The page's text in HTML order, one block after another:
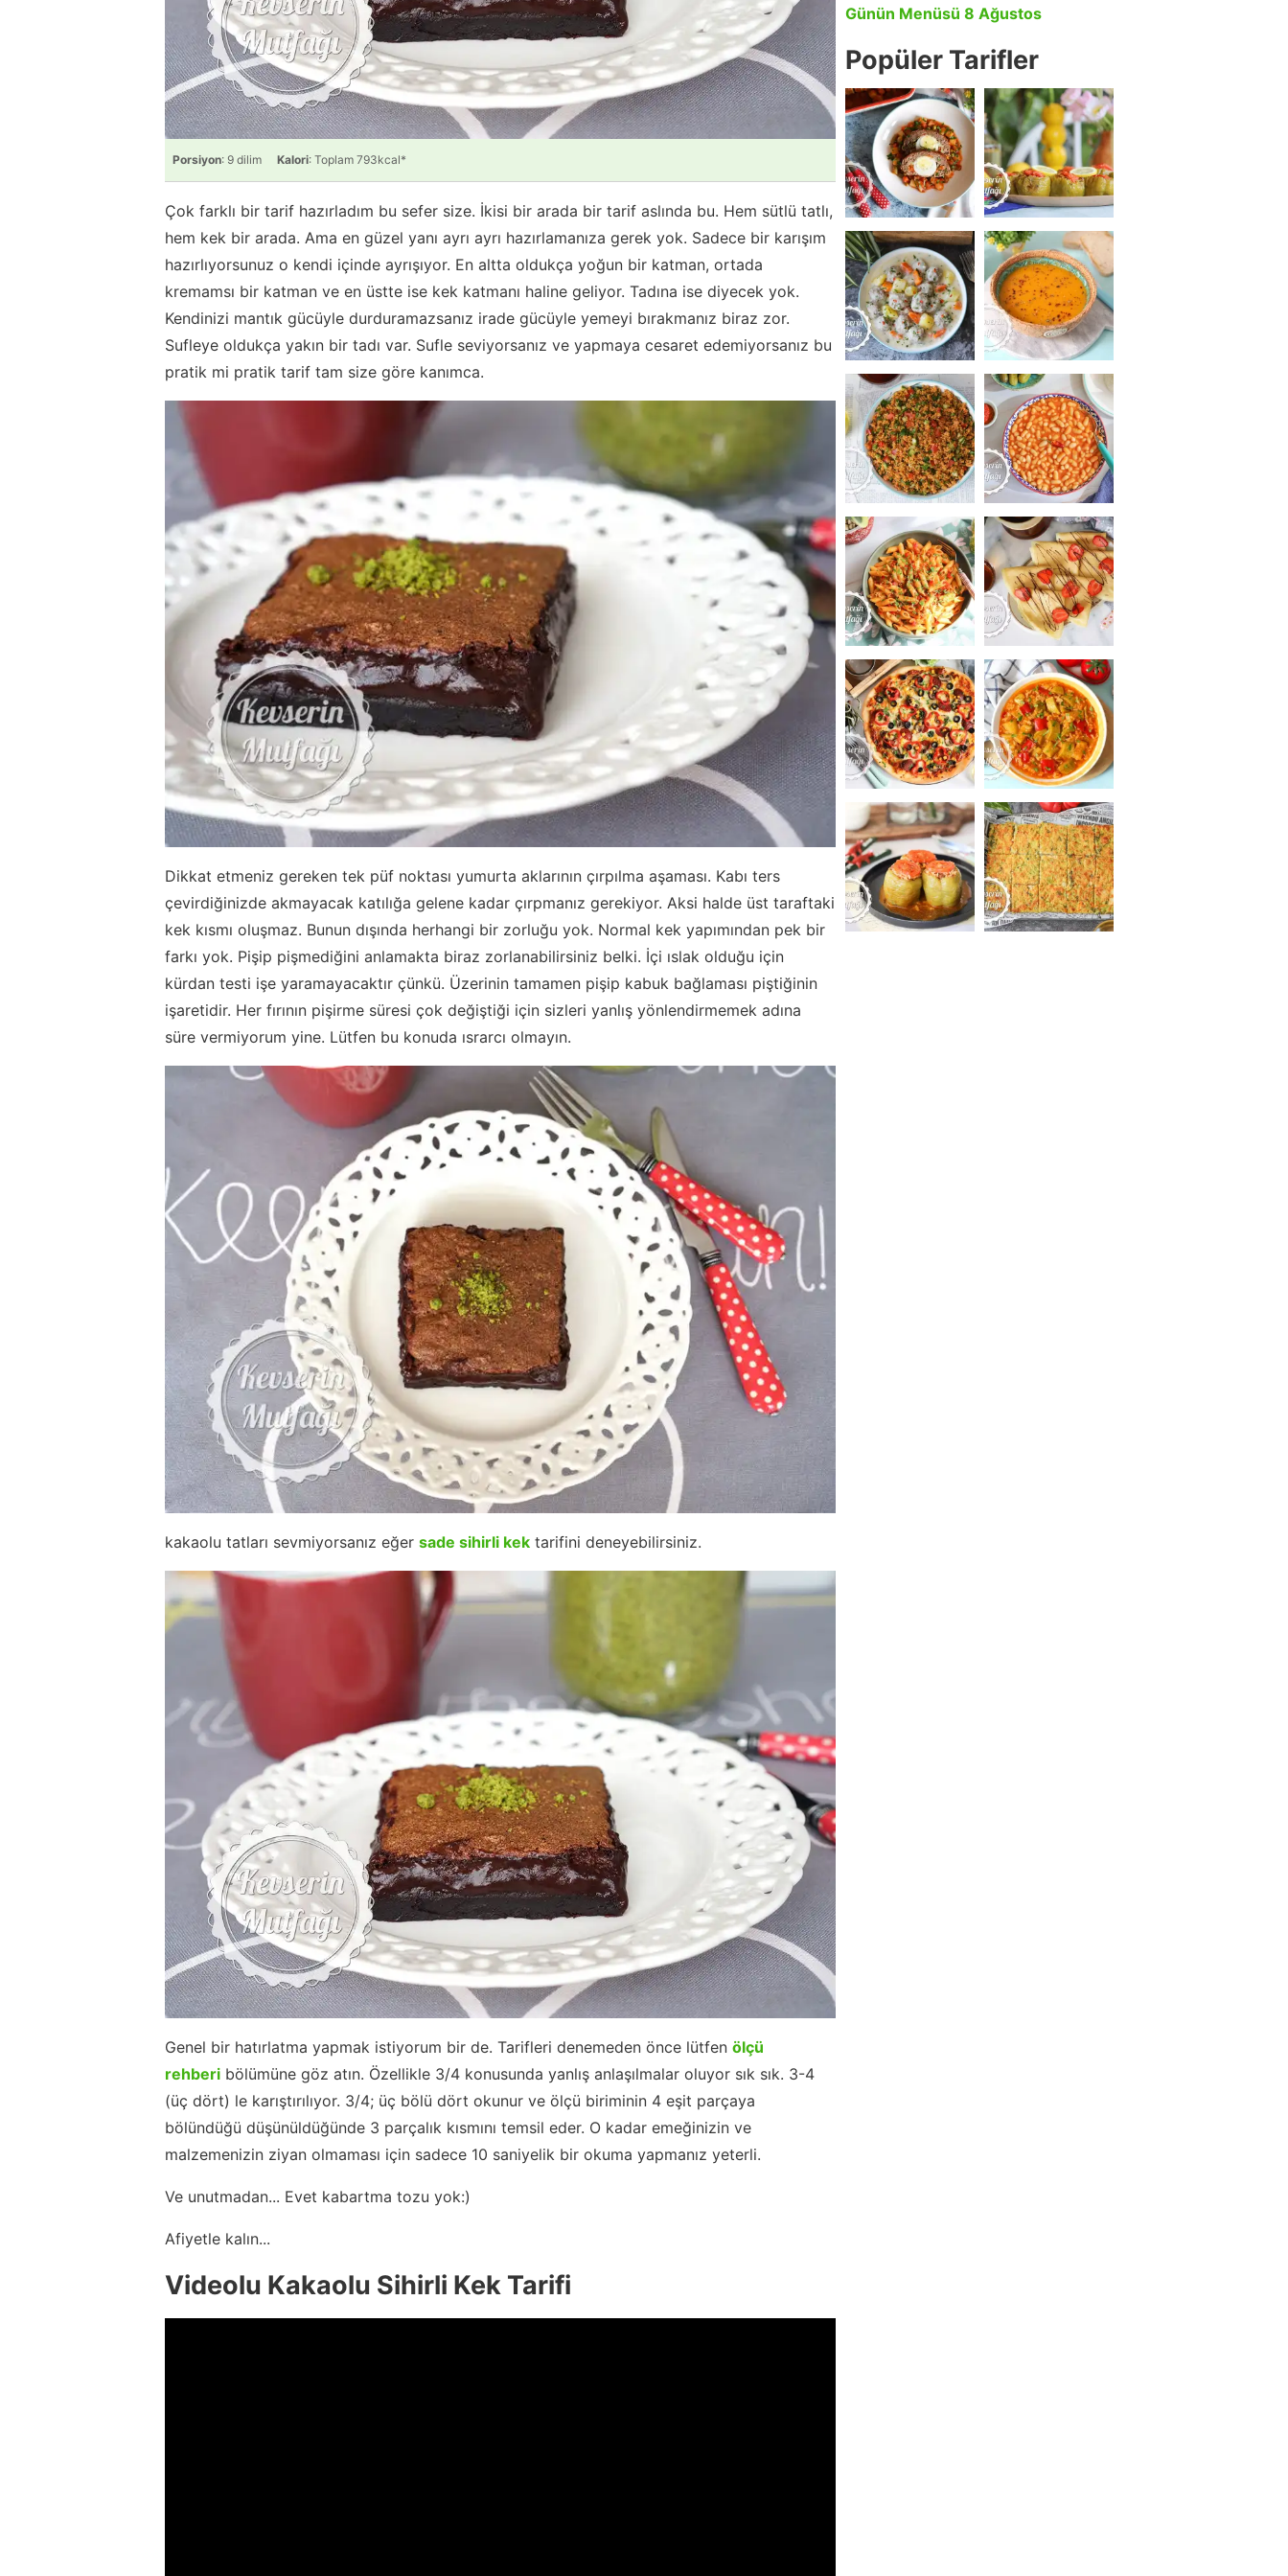
Porsiyon: 9 dilim Kalori: Toplam 793kcal*
Çok farklı bir tarif hazırladım bu sefer size. İkisi bir arada bir tarif aslında bu. Hem sütlü tatlı,
hem kek bir arada. Ama en güzel yanı ayrı ayrı hazırlamanıza gerek yok. Sadece bir karışım
hazırlıyorsunuz o kendi içinde ayrışıyor. En altta oldukça yoğun bir katman, ortada
kremamsı bir katman ve en üstte ise kek katmanı haline geliyor. Tadına ise diyecek yok.
Kendinizi mantık gücüyle durduramazsanız irade gücüyle yemeyi bırakmanız biraz zor.
Sufleye oldukça yakın bir tadı var. Sufle seviyorsanız ve yapmaya cesaret edemiyorsanız bu
pratik mi pratik tarif tam size göre kanımca.
Dikkat etmeniz gereken tek püf noktası yumurta aklarının çırpılma aşaması. Kabı ters
çevirdiğinizde akmayacak katılığa gelene kadar çırpmanız gerekiyor. Aksi halde üst taraftaki
kek kısmı oluşmaz. Bunun dışında herhangi bir zorluğu yok. Normal kek yapımından pek bir
farkı yok. Pişip pişmediğini anlamakta biraz zorlanabilirsiniz belki. İçi ıslak olduğu için
kürdan testi işe yaramayacaktır çünkü. Üzerinin tamamen pişip kabuk bağlaması piştiğinin
işaretidir. Her fırının pişirme süresi çok değiştiği için sizleri yanlış yönlendirmemek adına
süre vermiyorum yine. Lütfen bu konuda ısrarcı olmayın.
kakaolu tatları sevmiyorsanız eğer sade sihirli kek tarifini deneyebilirsiniz.
Genel bir hatırlatma yapmak istiyorum bir de. Tarifleri denemeden önce lütfen ölçü
rehberi bölümüne göz atın. Özellikle 3/4 konusunda yanlış anlaşılmalar oluyor sık sık. 3-4
(üç dört) le karıştırılıyor. 3/4; üç bölü dört okunur ve ölçü biriminin 4 eşit parçaya
bölündüğü düşünüldüğünde 3 parçalık kısmını temsil eder. O kadar emeğinizin ve
malzemenizin ziyan olmaması için sadece 10 saniyelik bir okuma yapmanız yeterli.
Ve unutmadan... Evet kabartma tozu yok:)
Afiyetle kalın...
Videolu Kakaolu Sihirli Kek Tarifi
Günün Menüsü 8 Ağustos
Popüler Tarifler